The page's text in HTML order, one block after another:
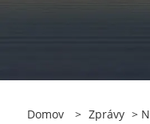
Domov > Zprávy >